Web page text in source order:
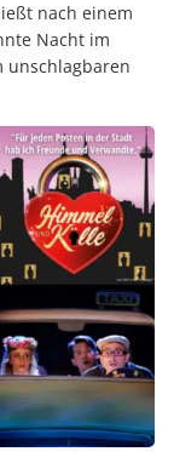
nach einem
Nacht im
unschlagbaren